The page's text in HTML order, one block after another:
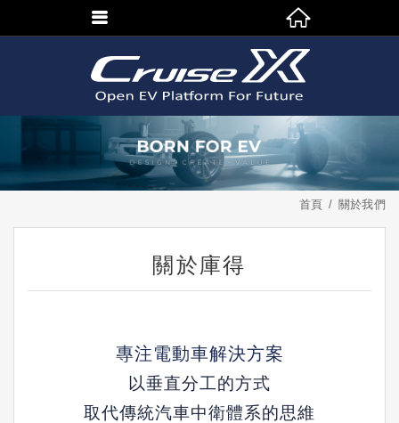
首頁 關於我們
關於庫得
專注電動車解決方案
以垂直分工的方式
取代傳統汽車中衛體系的思維